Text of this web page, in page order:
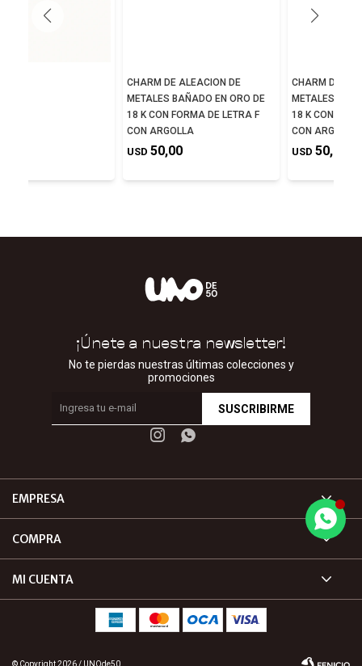
CHARM DE ALEACION DE
METALES BAÑADO EN ORO DE
18 K CON FORMA DE LETRA F
CON ARGOLLA
USD 50,00
CHARM DE
METALES
18 K CON
CON ARGOLLA
USD 50,00
EMPRESA
COMPRA
MI CUENTA
¡Únete a nuestra newsletter!
No te pierdas nuestras últimas colecciones y
promociones
SUSCRIBIRME
 
© Copyright 2026 / UNOde50